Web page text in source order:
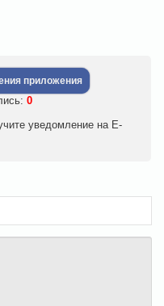
приложения
0
уведомление на E-